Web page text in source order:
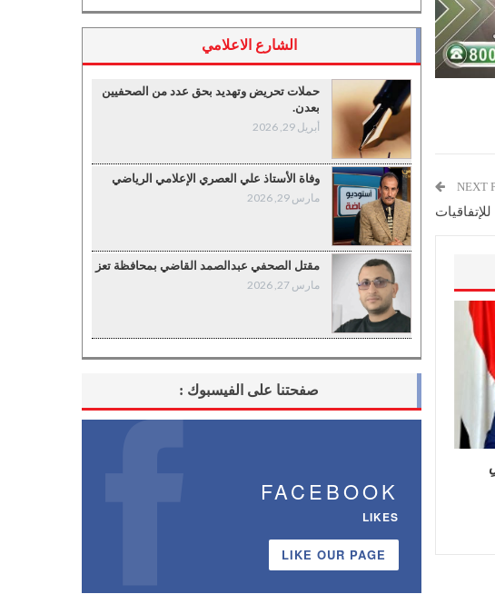
NEXT
الشارع الاعلامي
حملات تحريض وتهديد بحق عدد من الصحفيين
بعدن.
أبريل 29, 2026
وفاة الأستاذ علي العصري الإعلامي الرياضي
مارس 29, 2026
مقتل الصحفي عبدالصمد القاضي بمحافظة تعز
مارس 27, 2026
صفحتنا على الفيسبوك :
FACEBOOK
LIKES
LIKE OUR PAGE